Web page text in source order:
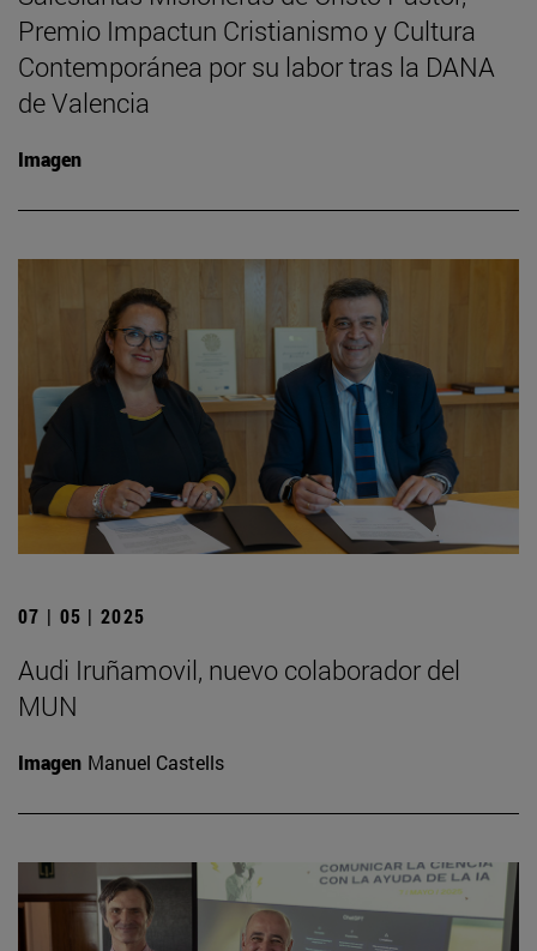
Premio Impactun Cristianismo y Cultura
Contemporánea por su labor tras la DANA
de Valencia
Imagen
07 | 05 | 2025
Audi Iruñamovil, nuevo colaborador del
MUN
Imagen Manuel Castells